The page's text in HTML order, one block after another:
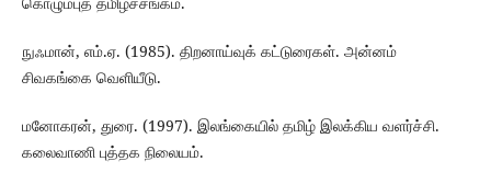
நுஃமான், எம்.ஏ. (1985). திறனாய்வுக் கட்டுரைகள். அன்னம்
சிவகங்கை வெளியீடு.
மனோகரன், துரை. (1997). இலங்கையில் தமிழ் இலக்கிய வளர்ச்சி.
கலைவாணி புத்தக நிலையம்.